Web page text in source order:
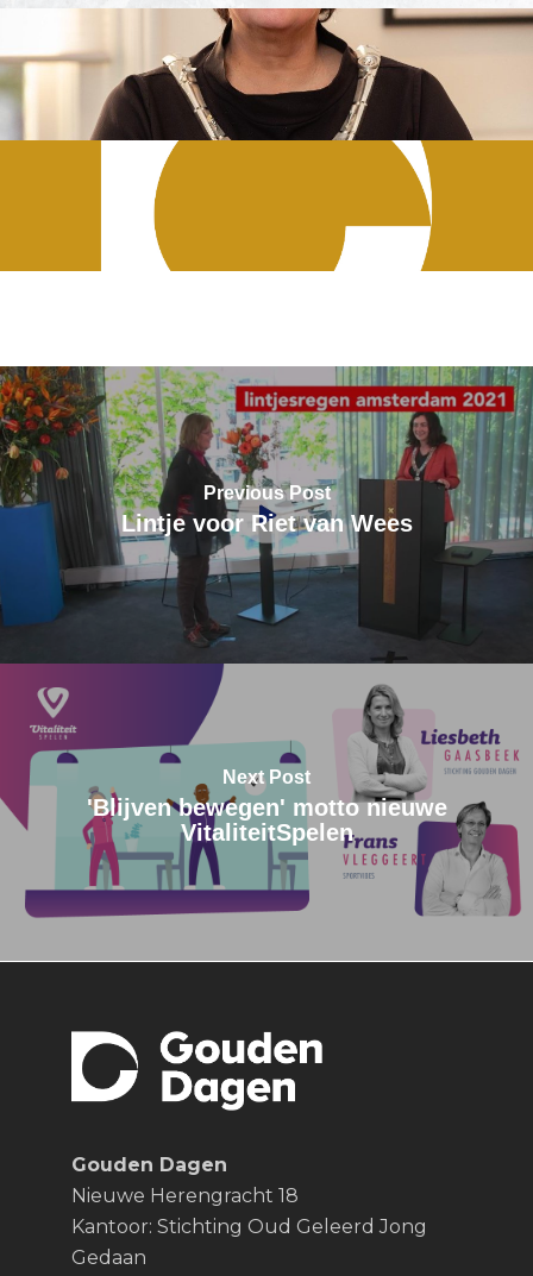
Previous Post
Lintje voor Riet van Wees
Next Post
'Blijven bewegen' motto nieuwe
VitaliteitSpelen
Gouden Dagen
Nieuwe Herengracht 18
Kantoor: Stichting Oud Geleerd Jong
Gedaan